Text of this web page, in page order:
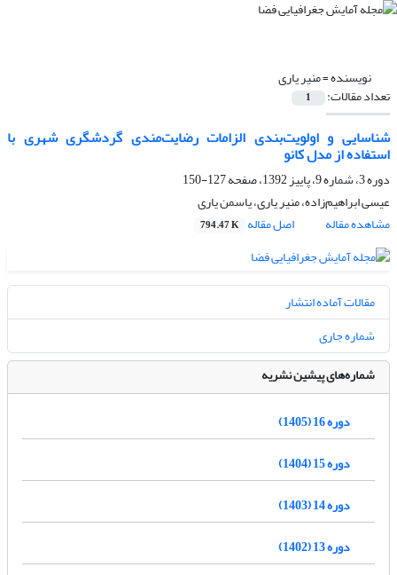
نویسنده =منیر یاری
تعداد مقالات: 1
شناسایی و اولویت‌بندی الزامات رضایت‌مندی گردشگری شهری با
استفاده از مدل کانو
دوره 3، شماره 9، پاییز 1392، صفحه
127-150
عیسی ابراهیم‌زاده، منیر یاری، یاسمن یاری
مشاهده مقاله
اصل مقاله 794.47 K
مقالات آماده انتشار
شماره جاری
شماره‌های پیشین نشریه
دوره 16 (1405)
دوره 15 (1404)
دوره 14 (1403)
دوره 13 (1402)